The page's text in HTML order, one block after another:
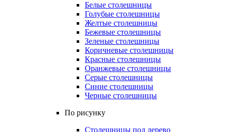
Белые столешницы
Голубые столешницы
Желтые столешницы
Бежевые столешницы
Зеленые столешницы
Коричневые столешницы
Красные столешницы
Оранжевые столешницы
Серые столешницы
Синие столешницы
Черные столешницы
По рисунку
Столешницы под дерево